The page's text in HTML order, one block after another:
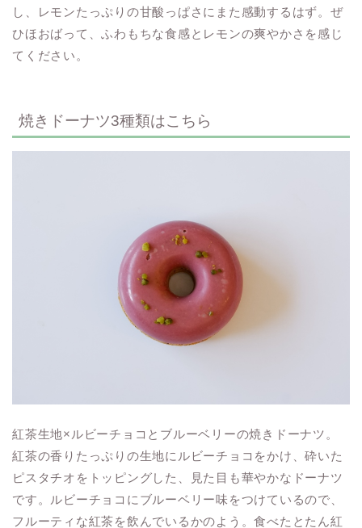
し、レモンたっぷりの甘酸っぱさにまた感動するはず。ぜ
ひほおばって、ふわもちな食感とレモンの爽やかさを感じ
てください。
焼きドーナツ3種類はこちら
紅茶生地×ルビーチョコとブルーベリーの焼きドーナツ。
紅茶の香りたっぷりの生地にルビーチョコをかけ、砕いた
ピスタチオをトッピングした、見た目も華やかなドーナツ
です。ルビーチョコにブルーベリー味をつけているので、
フルーティな紅茶を飲んでいるかのよう。食べたとたん紅